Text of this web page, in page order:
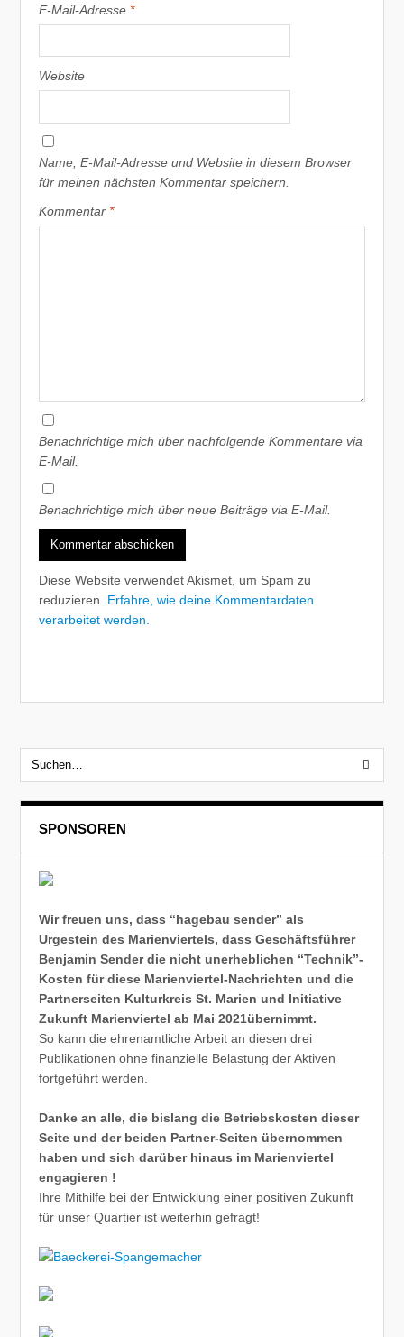
E-Mail-Adresse *
Website
Name, E-Mail-Adresse und Website in diesem Browser
für meinen nächsten Kommentar speichern.
Kommentar *
Benachrichtige mich über nachfolgende Kommentare via
E-Mail.
Benachrichtige mich über neue Beiträge via E-Mail.
Diese Website verwendet Akismet, um Spam zu
reduzieren. Erfahre, wie deine Kommentardaten
verarbeitet werden.
SPONSOREN
Wir freuen uns, dass “hagebau sender” als
Urgestein des Marienviertels, dass Geschäftsführer
Benjamin Sender die nicht unerheblichen “Technik”-
Kosten für diese Marienviertel-Nachrichten und die
Partnerseiten Kulturkreis St. Marien und Initiative
Zukunft Marienviertel ab Mai 2021übernimmt.
So kann die ehrenamtliche Arbeit an diesen drei
Publikationen ohne finanzielle Belastung der Aktiven
fortgeführt werden.
Danke an alle, die bislang die Betriebskosten dieser
Seite und der beiden Partner-Seiten übernommen
haben und sich darüber hinaus im Marienviertel
engagieren !
Ihre Mithilfe bei der Entwicklung einer positiven Zukunft
für unser Quartier ist weiterhin gefragt!